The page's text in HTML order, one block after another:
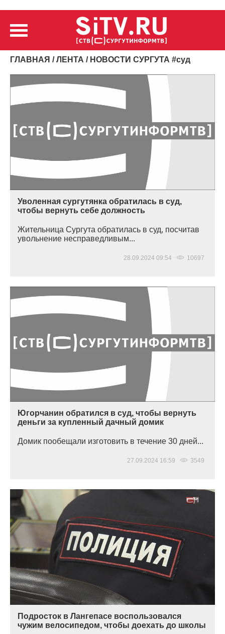
ГЛАВНАЯ /ЛЕНТА / НОВОСТИ СУРГУТА #суд
Уволенная сургутянка обратилась в суд,
чтобы вернуть себе должность
Жительница Сургута обратилась в суд, посчитав
увольнение несправедливым...
28.09.2024 09:54 10697
Югорчанин обратился в суд, чтобы вернуть
деньги за купленный дачный домик
Домик пообещали изготовить в течение 30 дней...
27.09.2024 16:59 3549
Подросток в Лангепасе воспользовался
чужим велосипедом, чтобы доехать до школы